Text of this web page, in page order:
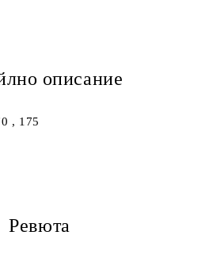
описание
, 175
Ревюта